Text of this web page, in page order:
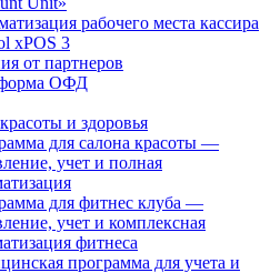
рабочего места кассира
xPOS 3
от партнеров
ОФД
и здоровья
для салона красоты —
учет и полная
для фитнес клуба —
учет и комплексная
фитнеса
программа для учета и